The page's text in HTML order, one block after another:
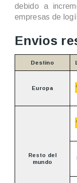
debido a
empresas de
Envios
Destino
Europa
Resto del
mundo